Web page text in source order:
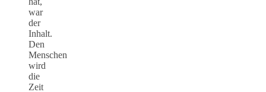
war
der
Inhalt.
Den
Menschen
wird
die
Zeit